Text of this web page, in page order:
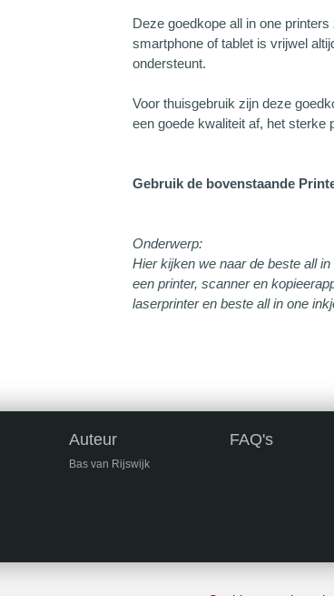
Deze goedkope all in one
smartphone of tablet is vrijwel
ondersteunt.
Voor thuisgebruik zijn deze
een goede kwaliteit af, het sterke
Gebruik de bovenstaande
Onderwerp:
Hier kijken we naar de beste all
een printer, scanner en
laserprinter en beste all in one
Auteur
Bas van Rijswijk
FAQ's